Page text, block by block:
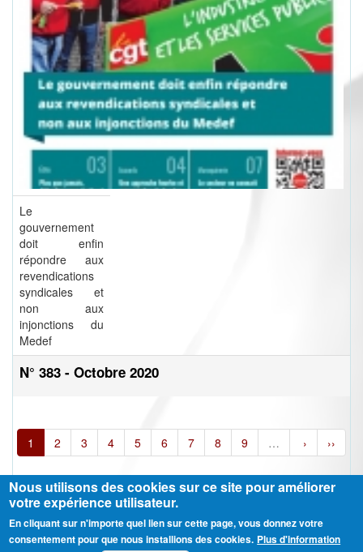
Le
gouvernement
doit enfin
répondre aux
revendications
syndicales et
non aux
injonctions du
Medef
N° 383 - Octobre 2020
1 2 3 4 5 6 7 8 9 … › ››
Ⓒ CGT Fédération THCB - Tous les droits réservés - Mentions légales
Nous utilisons des cookies sur ce site pour améliorer
votre expérience utilisateur.
En cliquant sur n'importe quel lien sur cette page, vous donnez votre
consentement pour que nous installions des cookies. Plus d'information